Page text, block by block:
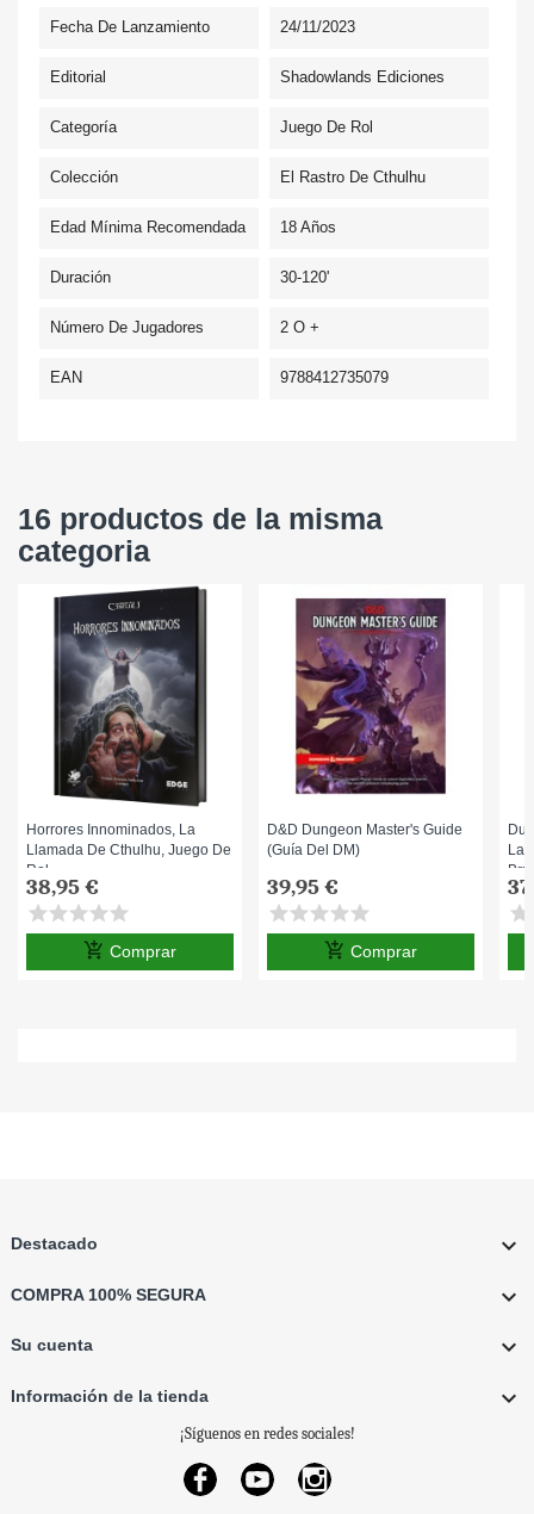
Fecha De Lanzamiento 24/11/2023
Editorial Shadowlands Ediciones
Categoría Juego De Rol
Colección El Rastro De Cthulhu
Edad Mínima Recomendada 18 Años
Duración 30-120'
Número De Jugadores 2 O +
EAN 9788412735079
16 productos de la misma
categoria
Horrores Innominados, La
Llamada De Cthulhu, Juego De
Rol
38,95 €
starstarstarstarstar
add_shopping_cart Comprar
D&D Dungeon Master's Guide
(Guía Del DM)
39,95 €
starstarstarstarstar
add_shopping_cart Comprar
star
Destacado 
COMPRA 100% SEGURA 
Su cuenta 
Información de la tienda 
¡Síguenos en redes sociales!
FacebookYouTubeInstagram